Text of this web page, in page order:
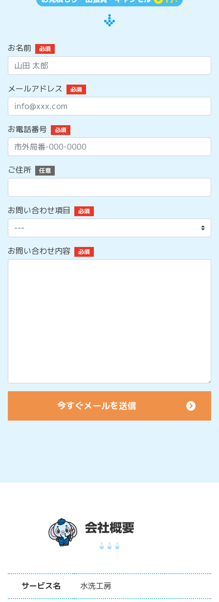
お名前 必須
メールアドレス 必須
お電話番号 必須
ご住所 任意
お問い合わせ項目 必須
お問い合わせ内容 必須
サービス名 水洗工房